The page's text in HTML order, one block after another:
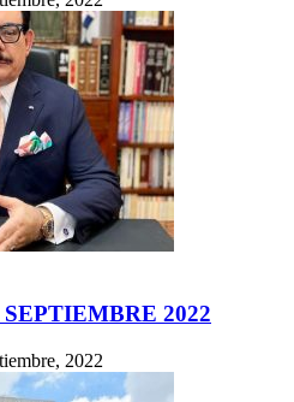
2022
2022